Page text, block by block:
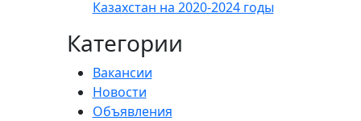
Казахстан на 2020-2024 годы
Категории
Вакансии
Новости
Объявления